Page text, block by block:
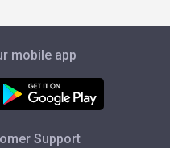
mobile app
Support